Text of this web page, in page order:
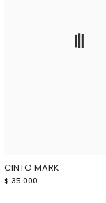
CINTO MARK
$ 35.000